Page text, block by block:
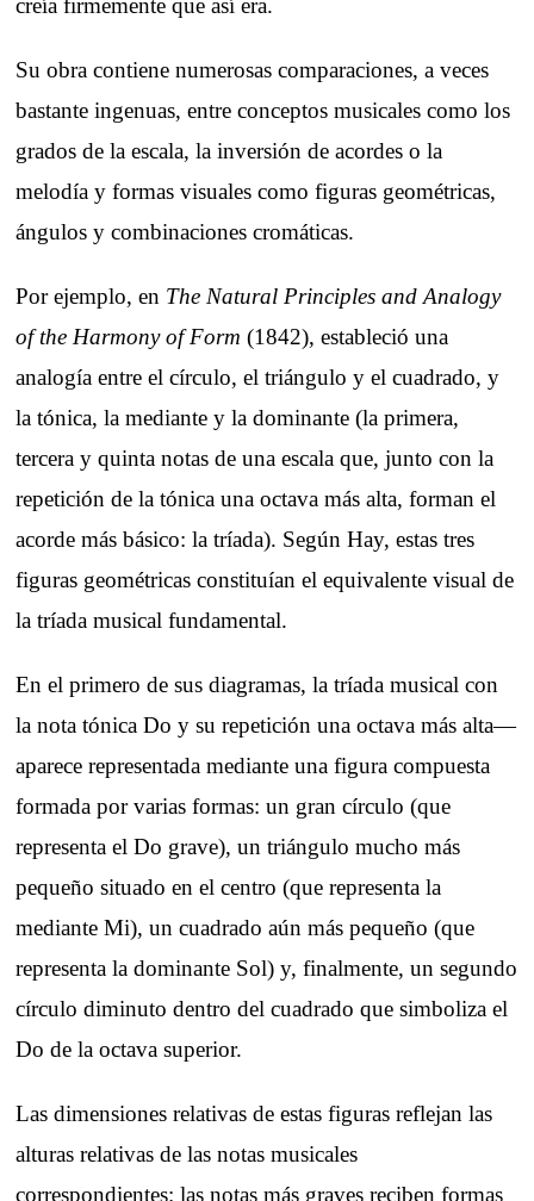
creía firmemente que así era.
Su obra contiene numerosas comparaciones, a veces
bastante ingenuas, entre conceptos musicales como los
grados de la escala, la inversión de acordes o la
melodía y formas visuales como figuras geométricas,
ángulos y combinaciones cromáticas.
Por ejemplo, en The Natural Principles and Analogy
of the Harmony of Form (1842), estableció una
analogía entre el círculo, el triángulo y el cuadrado, y
la tónica, la mediante y la dominante (la primera,
tercera y quinta notas de una escala que, junto con la
repetición de la tónica una octava más alta, forman el
acorde más básico: la tríada). Según Hay, estas tres
figuras geométricas constituían el equivalente visual de
la tríada musical fundamental.
En el primero de sus diagramas, la tríada musical con
la nota tónica Do y su repetición una octava más alta—
aparece representada mediante una figura compuesta
formada por varias formas: un gran círculo (que
representa el Do grave), un triángulo mucho más
pequeño situado en el centro (que representa la
mediante Mi), un cuadrado aún más pequeño (que
representa la dominante Sol) y, finalmente, un segundo
círculo diminuto dentro del cuadrado que simboliza el
Do de la octava superior.
Las dimensiones relativas de estas figuras reflejan las
alturas relativas de las notas musicales
correspondientes: las notas más graves reciben formas